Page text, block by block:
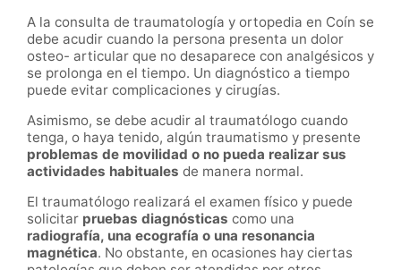
A la consulta de traumatología y ortopedia en Coín se
debe acudir cuando la persona presenta un dolor
osteo- articular que no desaparece con analgésicos y
se prolonga en el tiempo. Un diagnóstico a tiempo
puede evitar complicaciones y cirugías.
Asimismo, se debe acudir al traumatólogo cuando
tenga, o haya tenido, algún traumatismo y presente
problemas de movilidad o no pueda realizar sus
actividades habituales de manera normal.
El traumatólogo realizará el examen físico y puede
solicitar pruebas diagnósticas como una
radiografía, una ecografía o una resonancia
magnética. No obstante, en ocasiones hay ciertas